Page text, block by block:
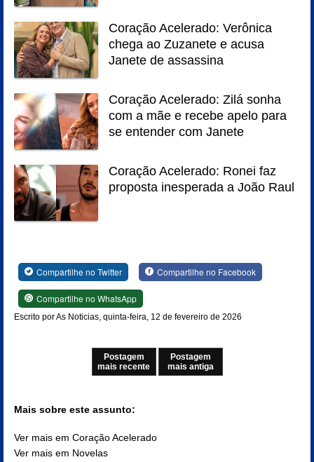
Coração Acelerado: Verônica
chega ao Zuzanete e acusa
Janete de assassina
Coração Acelerado: Zilá sonha
com a mãe e recebe apelo para
se entender com Janete
Coração Acelerado: Ronei faz
proposta inesperada a João Raul
Compartilhe no Twitter Compartilhe no Facebook
Compartilhe no WhatsApp
Escrito por As Noticias, quinta-feira, 12 de fevereiro de 2026
Postagem
mais recente
Postagem
mais antiga
Mais sobre este assunto:
Ver mais em Coração Acelerado
Ver mais em Novelas